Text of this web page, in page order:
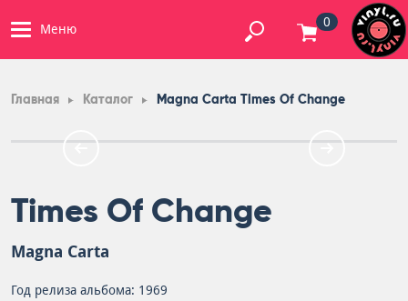
Меню 0
Главная Каталог Magna Carta Times Of Change
Times Of Change
Magna Carta
Год релиза альбома: 1969